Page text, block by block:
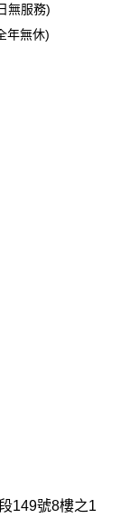
無服務)
年無休)
149號8樓之1